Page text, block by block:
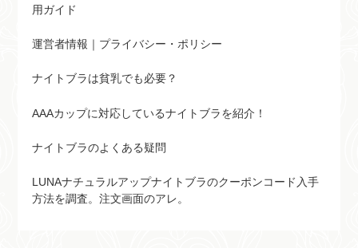
用ガイド
運営者情報｜プライバシー・ポリシー
ナイトブラは貧乳でも必要？
AAAカップに対応しているナイトブラを紹介！
ナイトブラのよくある疑問
LUNAナチュラルアップナイトブラのクーポンコード入手
方法を調査。注文画面のアレ。